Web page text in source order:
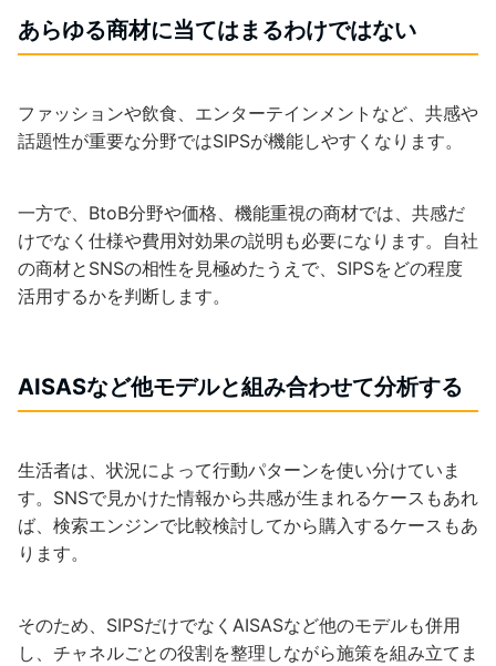
あらゆる商材に当てはまるわけではない
ファッションや飲食、エンターテインメントなど、共感や
話題性が重要な分野ではSIPSが機能しやすくなります。
一方で、BtoB分野や価格、機能重視の商材では、共感だ
けでなく仕様や費用対効果の説明も必要になります。自社
の商材とSNSの相性を見極めたうえで、SIPSをどの程度
活用するかを判断します。
AISASなど他モデルと組み合わせて分析する
生活者は、状況によって行動パターンを使い分けていま
す。SNSで見かけた情報から共感が生まれるケースもあれ
ば、検索エンジンで比較検討してから購入するケースもあ
ります。
そのため、SIPSだけでなくAISASなど他のモデルも併用
し、チャネルごとの役割を整理しながら施策を組み立てま